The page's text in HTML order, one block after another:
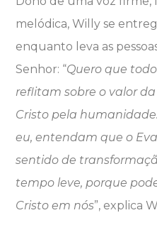
melódica, Willy se
enquanto leva as
Senhor: “Quero que
reflitam sobre o valor
Cristo pela
eu, entendam que o
sentido de
tempo leve, porque
Cristo em nós”, explica